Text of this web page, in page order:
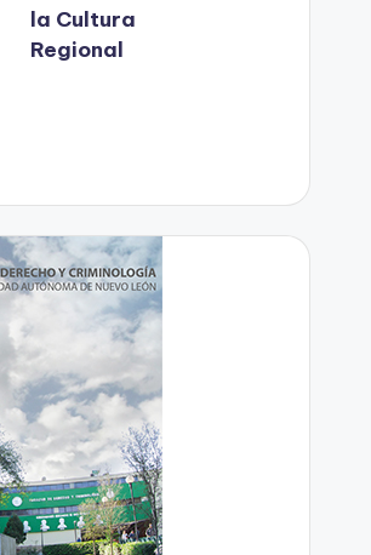
la Cultura
Regional